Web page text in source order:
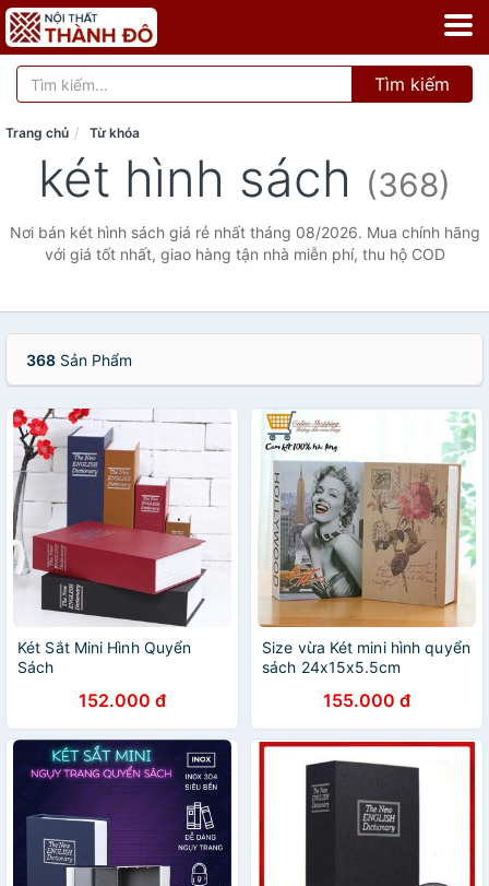
Tìm kiếm
Trang chủ Từ khóa
két hình sách (368)
Nơi bán két hình sách giá rẻ nhất tháng 08/2026. Mua chính hãng
với giá tốt nhất, giao hàng tận nhà miễn phí, thu hộ COD
368 Sản Phẩm
Két Sắt Mini Hình Quyển
Sách
152.000 đ
Size vừa Két mini hình quyển
sách 24x15x5.5cm
155.000 đ